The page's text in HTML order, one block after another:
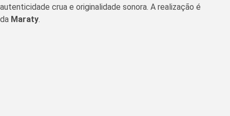
autenticidade crua e originalidade sonora. A realização é
da Maraty.